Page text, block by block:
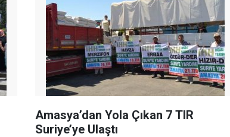
Amasya’dan Yola Çıkan 7 TIR
Suriye’ye Ulaştı